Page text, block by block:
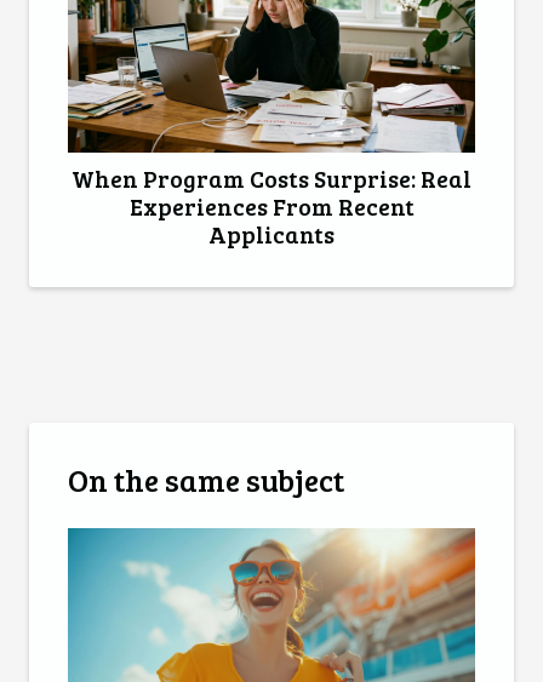
When Program Costs Surprise: Real
Experiences From Recent
Applicants
On the same subject